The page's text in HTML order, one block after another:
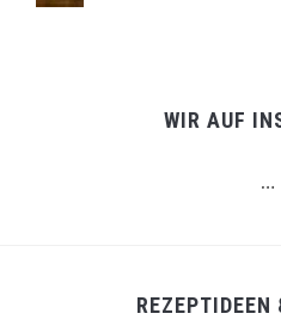
WIR AUF
…
REZEPTIDEEN